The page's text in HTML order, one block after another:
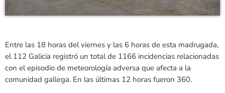
Entre las 18 horas del viernes y las 6 horas de esta madrugada,
el 112 Galicia registró un total de 1166 incidencias relacionadas
con el episodio de meteorología adversa que afecta a la
comunidad gallega. En las últimas 12 horas fueron 360.